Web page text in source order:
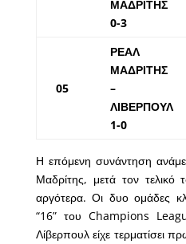
ΜΑΔΡΙΤΗΣ
0-3
05
ΡΕΑΛ
ΜΑΔΡΙΤΗΣ
–
ΛΙΒΕΡΠΟΥΛ
1-0
Η επόμενη συνάντηση
Μαδρίτης, μετά τον
αργότερα. Οι δυο ομάδες
“16” του Champions
Λίβερπουλ είχε τερματίσει